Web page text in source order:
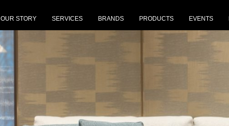
OUR STORY SERVICES BRANDS PRODUCTS EVENTS